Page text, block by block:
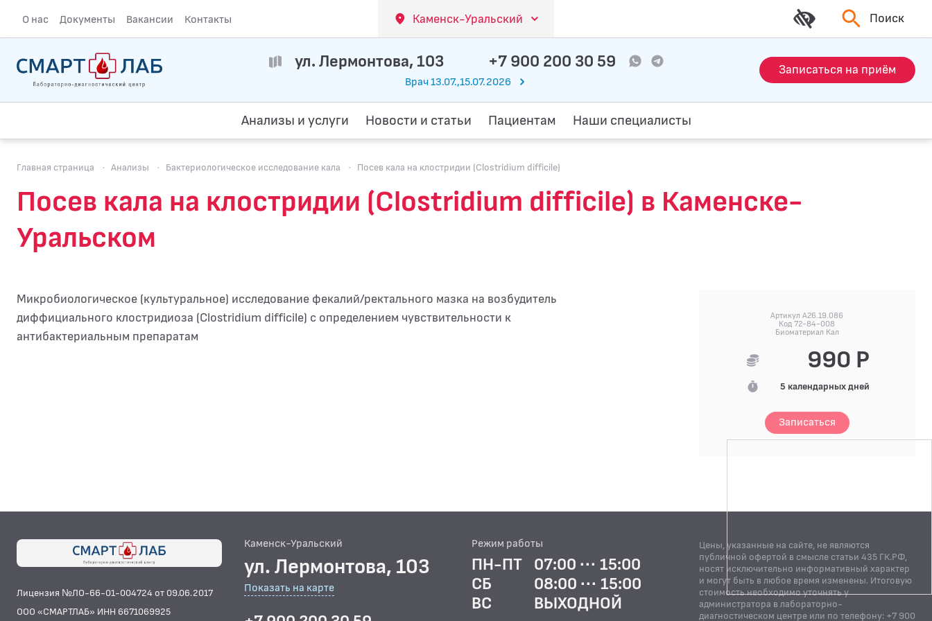
О нас Документы Вакансии Контакты Каменск-Уральский Поиск
ул. Лермонтова, 103 +7 900 200 30 59
Врач 13.07.,15.07.2026
Записаться на приём
Анализы и услуги Новости и статьи Пациентам Наши специалисты
Главная страница · Анализы · Бактериологическое исследование кала · Посев кала на клостридии (Clostridium difficile)
Посев кала на клостридии (Clostridium difficile) в Каменске-
Уральском
Микробиологическое (культуральное) исследование фекалий/ректального мазка на возбудитель
диффициального клостридиоза (Clostridium difficile) с определением чувствительности к
антибактериальным препаратам
Артикул A26.19.086
Код 72-84-008
Биоматериал Кал
990 Р
5 календарных дней
Записаться
Лицензия №ЛО-66-01-004724 от 09.06.2017
ООО «СМАРТЛАБ» ИНН 6671069925
Каменск-Уральский
ул. Лермонтова, 103
Показать на карте
Режим работы
ПН-ПТ
07:00 ··· 15:00
СБ
08:00 ··· 15:00
ВС
ВЫХОДНОЙ
Цены, указанные на сайте, не являются
публичной офертой в смысле статьи 435 ГК.РФ,
носят исключительно информативный характер
и могут быть в любое время изменены. Итоговую
стоимость необходимо уточнять у
администратора в лабораторно-
диагностическом центре или по телефону: +7 900